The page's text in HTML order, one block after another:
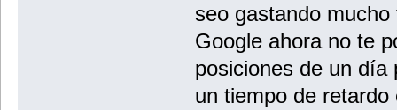
seo gastando
Google ahora no te
posiciones de un día
un tiempo de